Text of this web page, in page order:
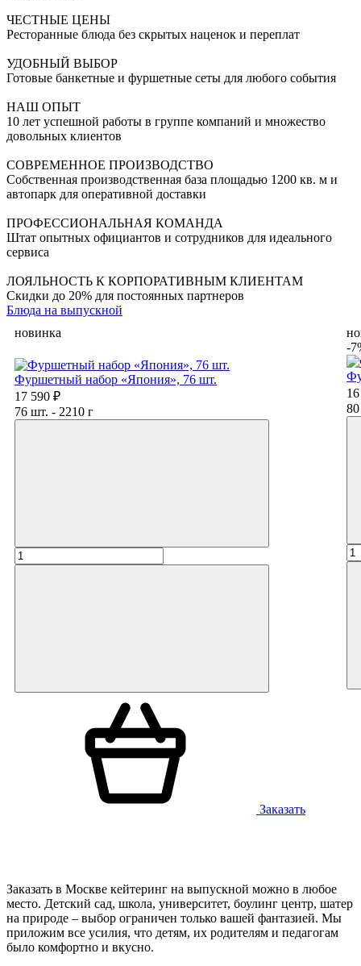
ЧЕСТНЫЕ ЦЕНЫ
Ресторанные блюда без скрытых наценок и переплат
УДОБНЫЙ ВЫБОР
Готовые банкетные и фуршетные сеты для любого события
НАШ ОПЫТ
10 лет успешной работы в группе компаний и множество
довольных клиентов
СОВРЕМЕННОЕ ПРОИЗВОДСТВО
Собственная производственная база площадью 1200 кв. м и
автопарк для оперативной доставки
ПРОФЕССИОНАЛЬНАЯ КОМАНДА
Штат опытных официантов и сотрудников для идеального
сервиса
ЛОЯЛЬНОСТЬ К КОРПОРАТИВНЫМ КЛИЕНТАМ
Скидки до 20% для постоянных партнеров
Блюда на выпускной
новинка
Фуршетный набор «Япония», 76 шт.
17 590 ₽
76 шт. - 2210 г
Заказать
-
Заказать в Москве кейтеринг на выпускной можно в любое
место. Детский сад, школа, университет, боулинг центр, шатер
на природе – выбор ограничен только вашей фантазией. Мы
приложим все усилия, что детям, их родителям и педагогам
было комфортно и вкусно.